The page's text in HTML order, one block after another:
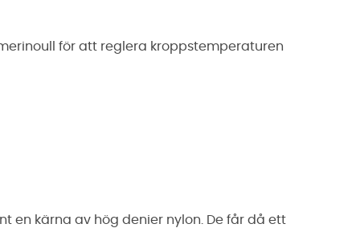
för att reglera kroppstemperaturen
en kärna av hög denier nylon. De får då ett